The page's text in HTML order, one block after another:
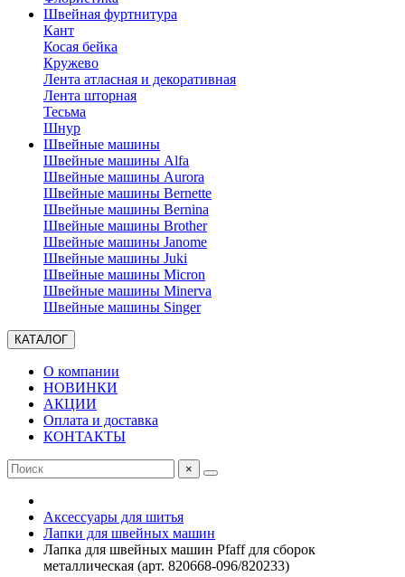
Швейная фуртнитура
Кант
Косая бейка
Кружево
Лента aтласная и декоративная
Лента шторная
Тесьма
Шнур
Швейные машины
Швейные машины Alfa
Швейные машины Aurora
Швейные машины Bernette
Швейные машины Bernina
Швейные машины Brother
Швейные машины Janome
Швейные машины Juki
Швейные машины Micron
Швейные машины Minerva
Швейные машины Singer
КАТАЛОГ
О компании
НОВИНКИ
АКЦИИ
Оплата и доставка
КОНТАКТЫ
×
Аксессуары для шитья
Лапки для швейных машин
Лапка для швейных машин Pfaff для сборок
металлическая (арт. 820668-096/820233)